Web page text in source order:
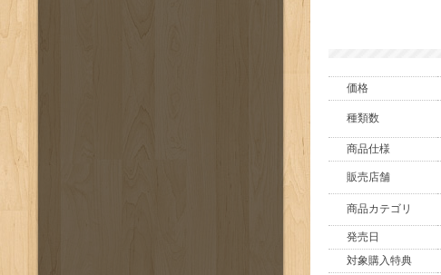
価格
種類数
商品仕様
販売店舗
商品カテゴリ
発売日
対象購入特典